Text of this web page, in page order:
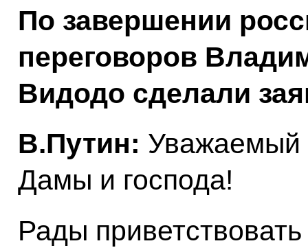
По завершении
переговоров
Видодо сделали
В.Путин: Уважаемый
Дамы и господа!
Рады